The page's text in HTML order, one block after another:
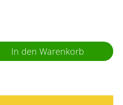
den gewünschten
In den Warenkorb